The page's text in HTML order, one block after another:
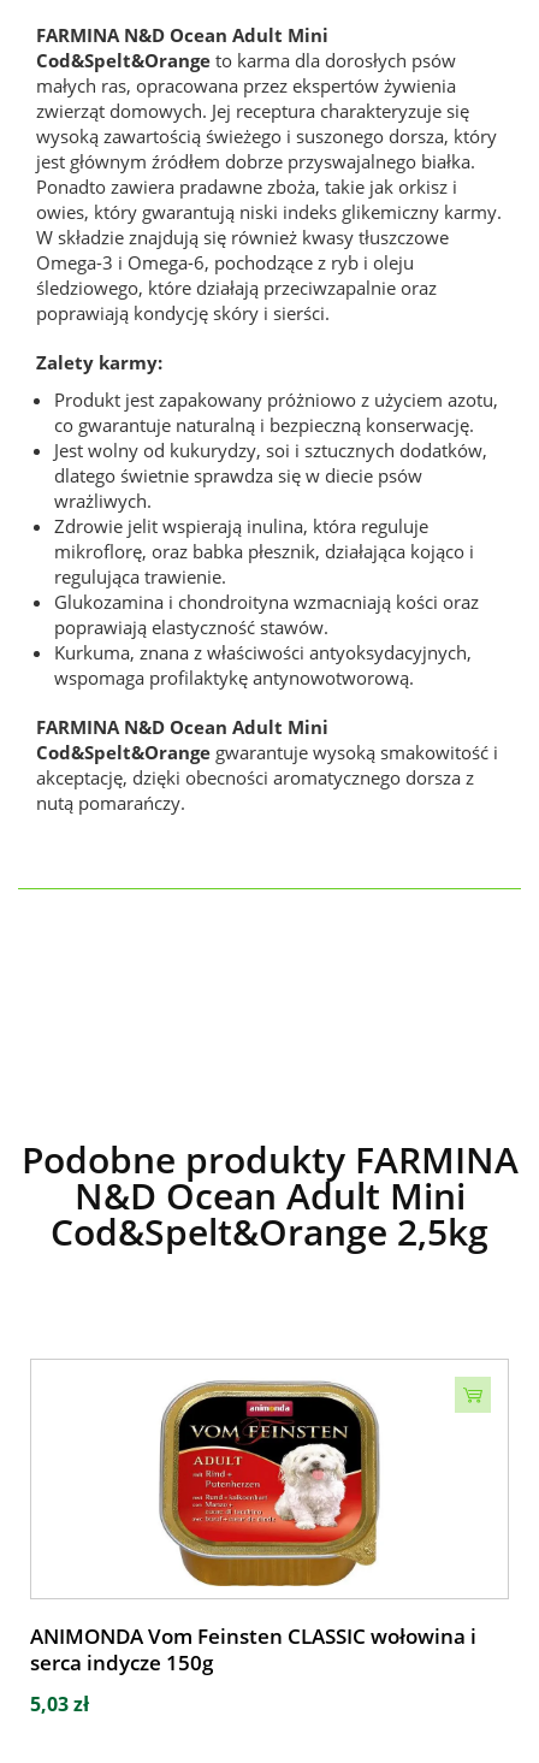
FARMINA N&D Ocean Adult Mini
Cod&Spelt&Orange to karma dla dorosłych psów
małych ras, opracowana przez ekspertów żywienia
zwierząt domowych. Jej receptura charakteryzuje się
wysoką zawartością świeżego i suszonego dorsza, który
jest głównym źródłem dobrze przyswajalnego białka.
Ponadto zawiera pradawne zboża, takie jak orkisz i
owies, który gwarantują niski indeks glikemiczny karmy.
W składzie znajdują się również kwasy tłuszczowe
Omega-3 i Omega-6, pochodzące z ryb i oleju
śledziowego, które działają przeciwzapalnie oraz
poprawiają kondycję skóry i sierści.
Zalety karmy:
Produkt jest zapakowany próżniowo z użyciem azotu,
co gwarantuje naturalną i bezpieczną konserwację.
Jest wolny od kukurydzy, soi i sztucznych dodatków,
dlatego świetnie sprawdza się w diecie psów
wrażliwych.
Zdrowie jelit wspierają inulina, która reguluje
mikroflorę, oraz babka płesznik, działająca kojąco i
regulująca trawienie.
Glukozamina i chondroityna wzmacniają kości oraz
poprawiają elastyczność stawów.
Kurkuma, znana z właściwości antyoksydacyjnych,
wspomaga profilaktykę antynowotworową.
FARMINA N&D Ocean Adult Mini
Cod&Spelt&Orange gwarantuje wysoką smakowitość i
akceptację, dzięki obecności aromatycznego dorsza z
nutą pomarańczy.
Podobne produkty FARMINA
N&D Ocean Adult Mini
Cod&Spelt&Orange 2,5kg
ANIMONDA Vom Feinsten CLASSIC wołowina i
serca indycze 150g
5,03 zł